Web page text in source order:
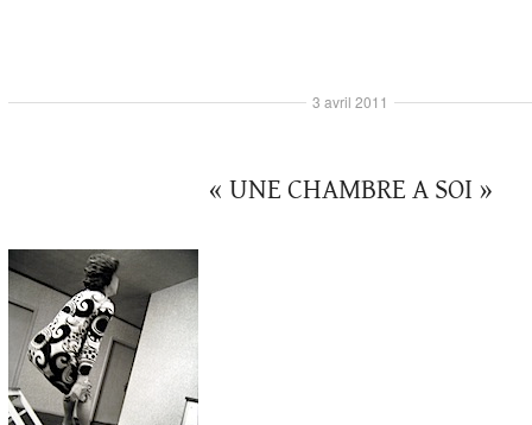
« UNE CHAMBRE A SOI »
3 avril 2011